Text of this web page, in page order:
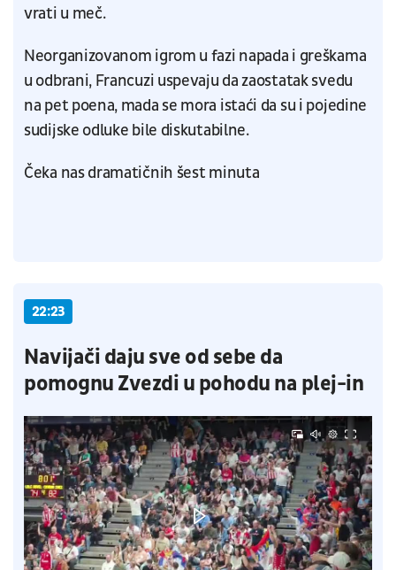
vrati u meč.
Neorganizovanom igrom u fazi napada i greškama
u odbrani, Francuzi uspevaju da zaostatak svedu
na pet poena, mada se mora istaći da su i pojedine
sudijske odluke bile diskutabilne.
Čeka nas dramatičnih šest minuta
22:23
Navijači daju sve od sebe da
pomognu Zvezdi u pohodu na plej-in